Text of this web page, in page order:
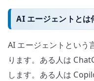
AI エージェントとは
AI エージェントという
ります。ある人は
します。ある人は